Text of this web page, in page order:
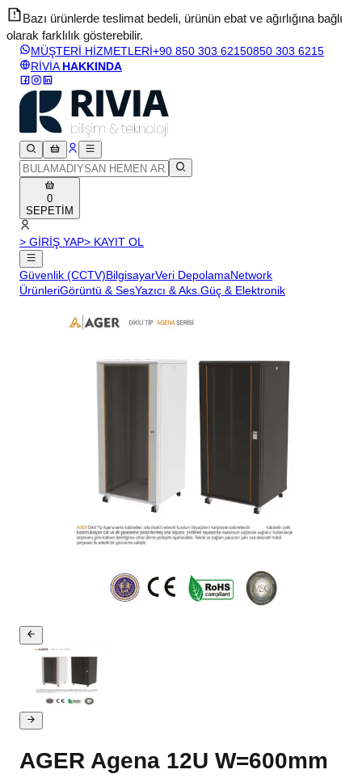
Bazı ürünlerde teslimat bedeli, ürünün ebat ve ağırlığına bağlı
olarak farklılık gösterebilir.
MÜŞTERİ HİZMETLERİ+90 850 303 62150850 303 6215
RİVİA HAKKINDA
0
SEPETİM
> GİRİŞ YAP> KAYIT OL
Güvenlik (CCTV)BilgisayarVeri DepolamaNetwork
ÜrünleriGörüntü & SesYazıcı & Aks.Güç & Elektronik
AGER Agena 12U W=600mm